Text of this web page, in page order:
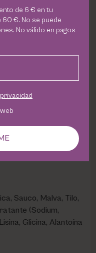
antiacné y
aportando suavidad
y líneas de
siendo idóneo para
a la vez que mitiga
su acción quelante.
Sauco, Malva, Tilo,
(Sodium,
Glicina, Alantoína
de 6 € en tu
60 €. No se puede
No válido en pagos